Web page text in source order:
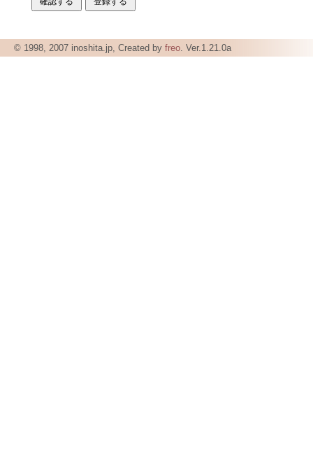
© 1998, 2007 inoshita.jp, Created by freo. Ver.1.21.0a